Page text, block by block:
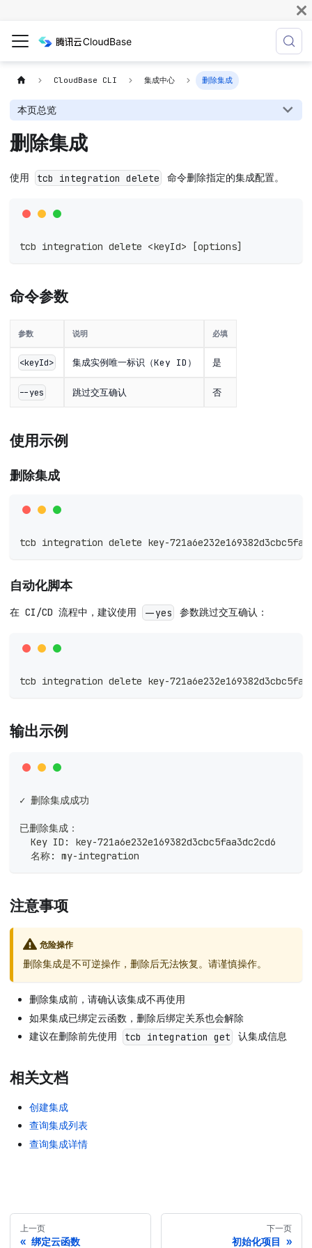
CloudBase CLI 集成中心 删除集成
本页总览
删除集成
使用 tcb integration delete 命令删除指定的集成配置。
tcb integration delete <keyId> [options]
命令参数
参数 说明 必填
<keyId> 集成实例唯一标识（Key ID） 是
--yes 跳过交互确认 否
使用示例
删除集成
tcb integration delete key-
自动化脚本
在 CI/CD 流程中，建议使用 --yes 参数跳过交互确认：
tcb integration delete key-
输出示例
✓ 删除集成成功
已删除集成：
  Key ID: key-721a6e232e169382d3cbc5faa3dc2cd6
  名称: my-integration
注意事项
危险操作
删除集成是不可逆操作，删除后无法恢复。请谨慎操作。
删除集成前，请确认该集成不再使用
如果集成已绑定云函数，删除后绑定关系也会解除
建议在删除前先使用
tcb integration get 认集成信息
相关文档
创建集成
查询集成列表
查询集成详情
上一页
绑定云函数
下一页
初始化项目